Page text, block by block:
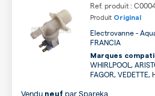
Ref. produit :
Produit Original
Electrovanne -
FRANCIA
Marques
WHIRLPOOL,
FAGOR, VEDETTE,
Vendu neuf parSpareka